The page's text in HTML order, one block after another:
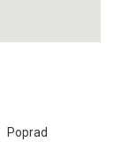
Poprad